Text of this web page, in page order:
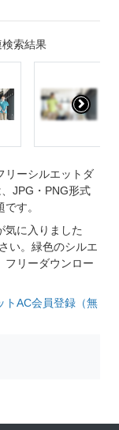
索結果
リーシルエットダ
JPG・PNG形式
す。
気に入りました
い。緑色のシルエ
フリーダウンロー
トAC会員登録（無